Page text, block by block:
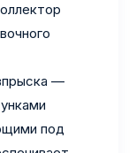
—
под